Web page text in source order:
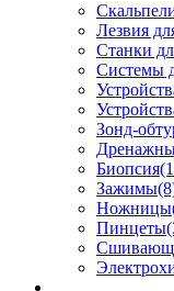
Лезвия
Станки
Системы
Зонд-
Биопсия
Зажимы
Ножницы
Пинцеты